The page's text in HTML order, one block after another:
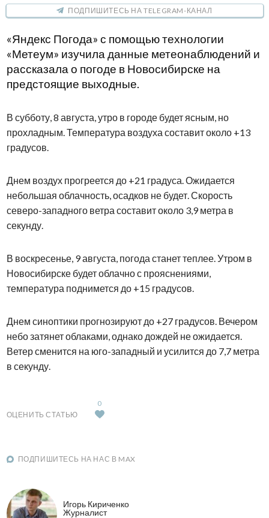
ПОДПИШИТЕСЬ НА TELEGRAM-КАНАЛ
«Яндекс Погода» с помощью технологии
«Метеум» изучила данные метеонаблюдений и
рассказала о погоде в Новосибирске на
предстоящие выходные.
В субботу, 8 августа, утро в городе будет ясным, но
прохладным. Температура воздуха составит около +13
градусов.
Днем воздух прогреется до +21 градуса. Ожидается
небольшая облачность, осадков не будет. Скорость
северо-западного ветра составит около 3,9 метра в
секунду.
В воскресенье, 9 августа, погода станет теплее. Утром в
Новосибирске будет облачно с прояснениями,
температура поднимется до +15 градусов.
Днем синоптики прогнозируют до +27 градусов. Вечером
небо затянет облаками, однако дождей не ожидается.
Ветер сменится на юго-западный и усилится до 7,7 метра
в секунду.
ОЦЕНИТЬ СТАТЬЮ
0
ПОДПИШИТЕСЬ НА НАС В MAX
Игорь Кириченко
Журналист